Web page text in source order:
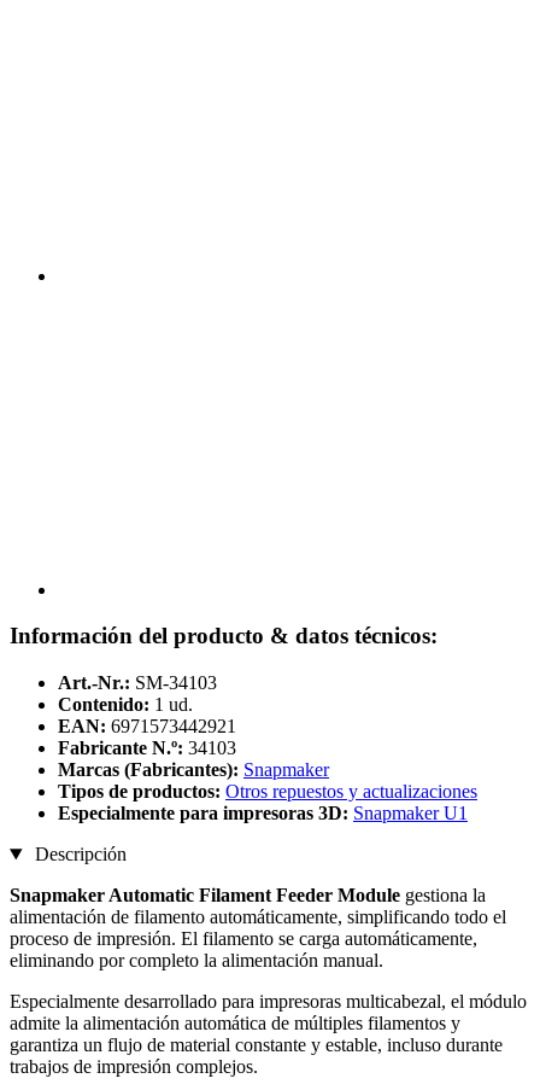
Información del producto & datos técnicos:
Art.-Nr.: SM-34103
Contenido: 1 ud.
EAN: 6971573442921
Fabricante N.º: 34103
Marcas (Fabricantes): Snapmaker
Tipos de productos: Otros repuestos y actualizaciones
Especialmente para impresoras 3D: Snapmaker U1
Descripción
Snapmaker Automatic Filament Feeder Module gestiona la
alimentación de filamento automáticamente, simplificando todo el
proceso de impresión. El filamento se carga automáticamente,
eliminando por completo la alimentación manual.
Especialmente desarrollado para impresoras multicabezal, el módulo
admite la alimentación automática de múltiples filamentos y
garantiza un flujo de material constante y estable, incluso durante
trabajos de impresión complejos.